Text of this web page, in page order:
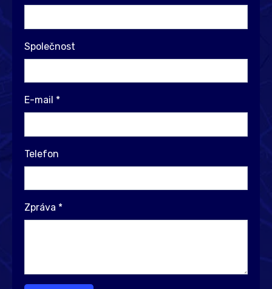
Společnost
E-mail *
Telefon
Zpráva *